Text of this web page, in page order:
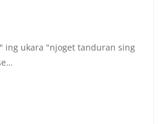
ing ukara "njoget tanduran sing